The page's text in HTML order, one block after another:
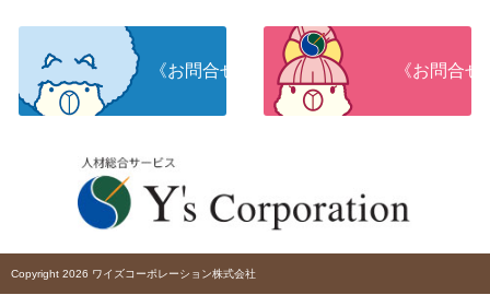
《お問合せ》人材をお探しの企業さま
《お問合
Copyright 2026 ワイズコーポレーション株式会社